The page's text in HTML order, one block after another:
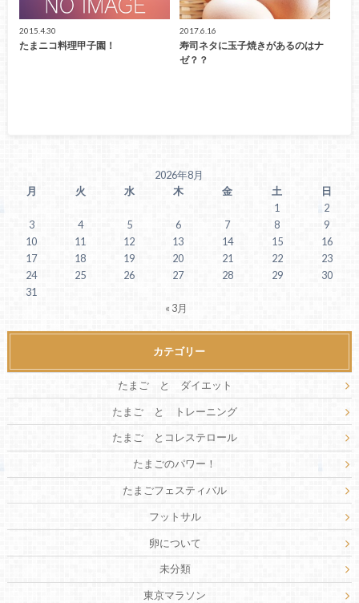
2015.4.30
たまニコ料理甲子園！
2017.6.16
寿司ネタに玉子焼きがあるのはナ
ゼ？？
2026年8月
月
火 水 木 金 土
日
1
2
3
4 5 6 7 8
9
10
11 12 13 14 15
16
17
18 19 20 21 22
23
24
25 26 27 28 29
30
31
« 3月
カテゴリー
たまご と ダイエット
たまご と トレーニング
たまご とコレステロール
たまごのパワー！
たまごフェスティバル
フットサル
卵について
未分類
東京マラソン